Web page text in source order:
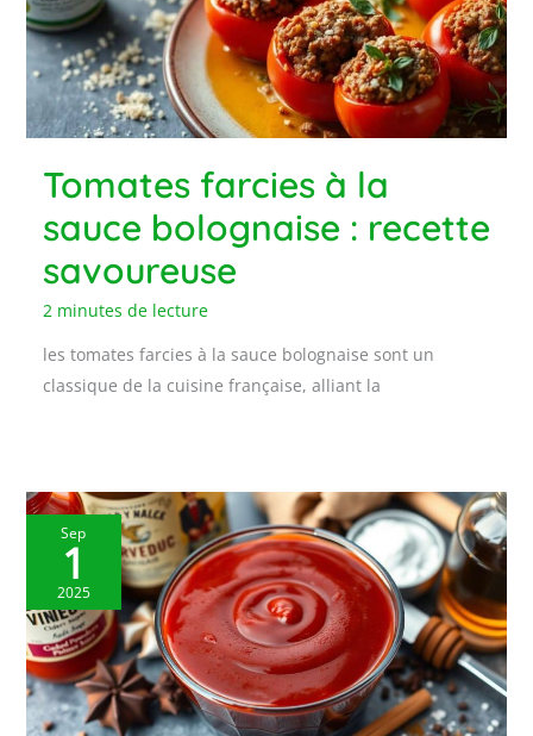
Tomates farcies à la
sauce bolognaise : recette
savoureuse
2 minutes de lecture
les tomates farcies à la sauce bolognaise sont un
classique de la cuisine française, alliant la
Sep
1
2025